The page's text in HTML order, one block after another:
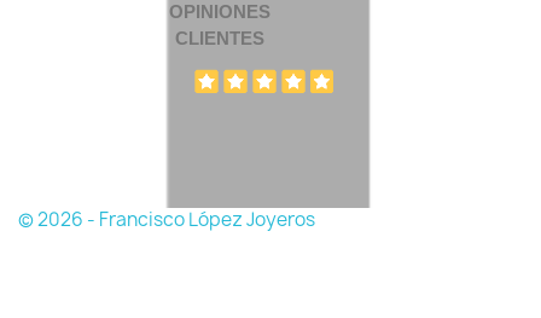
OPINIONES
CLIENTES
© 2026 - Francisco López Joyeros